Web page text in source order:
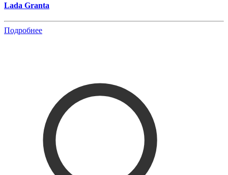
Lada Granta
Подробнее